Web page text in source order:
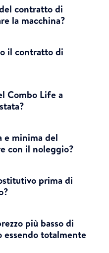
contratto di
la macchina?
il contratto di
Combo Life a
e minima del
con il noleggio?
prima di
più basso di
essendo totalmente